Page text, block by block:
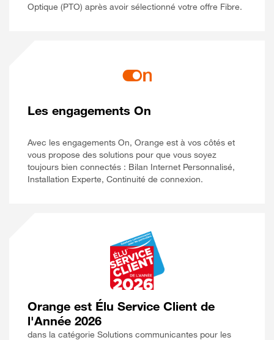
Optique (PTO) après avoir sélectionné votre offre Fibre.
Les engagements On
Avec les engagements On, Orange est à vos côtés et
vous propose des solutions pour que vous soyez
toujours bien connectés : Bilan Internet Personnalisé,
Installation Experte, Continuité de connexion.
Orange est Élu Service Client de
l'Année 2026
dans la catégorie Solutions communicantes pour les